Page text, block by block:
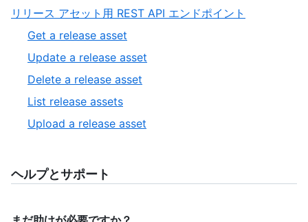
リリース アセット用 REST API エンドポイント
Get a release asset
Update a release asset
Delete a release asset
List release assets
Upload a release asset
ヘルプとサポート